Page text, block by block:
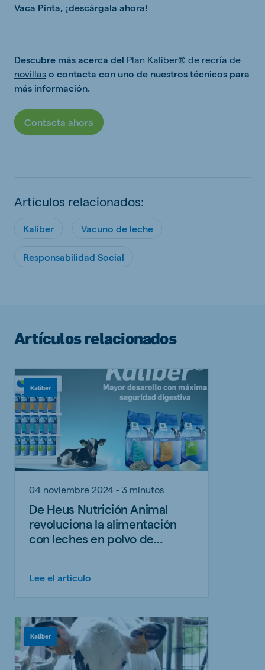
Vaca Pinta, ¡descárgala ahora!
Descubre más acerca del Plan Kaliber® de recría de
novillas o contacta con uno de nuestros técnicos para
más información.
Contacta ahora
Artículos relacionados:
Kaliber Vacuno de leche
Responsabilidad Social
Artículos relacionados
Kaliber
04 noviembre 2024 - 3 minutos
De Heus Nutrición Animal
revoluciona la alimentación
con leches en polvo de...
Lee el artículo
Kaliber